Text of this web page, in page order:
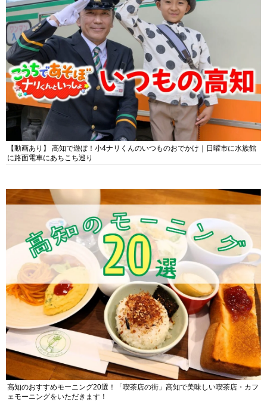
【動画あり】 高知で遊ぼ！小4ナリくんのいつものおでかけ｜日曜市に水族館
に路面電車にあちこち巡り
高知のおすすめモーニング20選！「喫茶店の街」高知で美味しい喫茶店・カフ
ェモーニングをいただきます！